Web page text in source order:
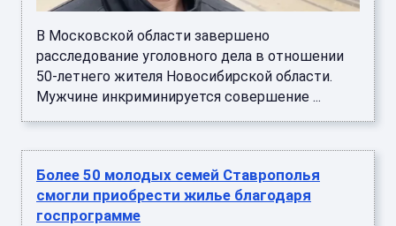
В Московской области завершено
расследование уголовного дела в отношении
50-летнего жителя Новосибирской области.
Мужчине инкриминируется совершение ...
Более 50 молодых семей Ставрополья
смогли приобрести жилье благодаря
госпрограмме